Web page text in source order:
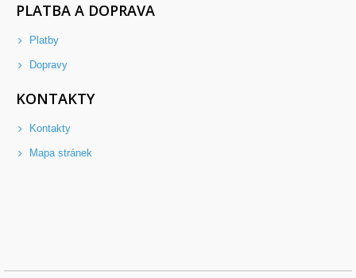
PLATBA A DOPRAVA
Platby
Dopravy
KONTAKTY
Kontakty
Mapa stránek